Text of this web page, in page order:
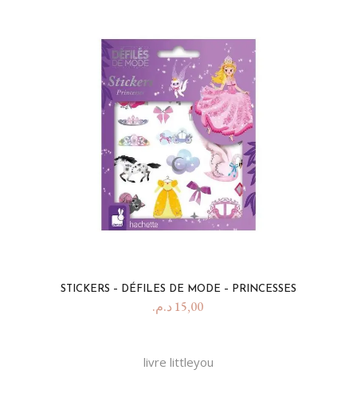
STICKERS – DÉFILES DE MODE – PRINCESSES
15,00 د.م.
livre littleyou